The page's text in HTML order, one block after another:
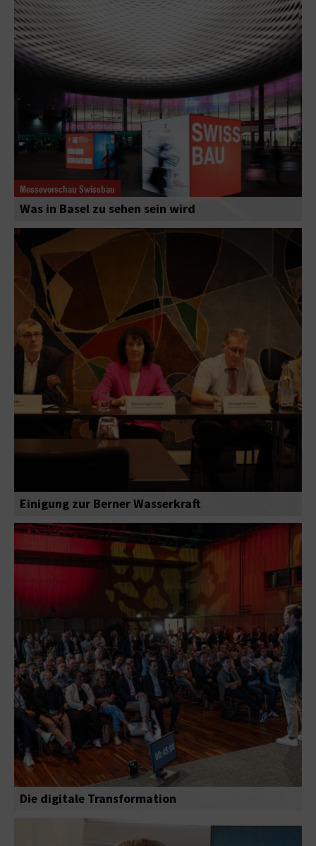
Messevorschau Swissbau
Was in Basel zu sehen sein wird
Einigung zur Berner Wasserkraft
Die digitale Transformation